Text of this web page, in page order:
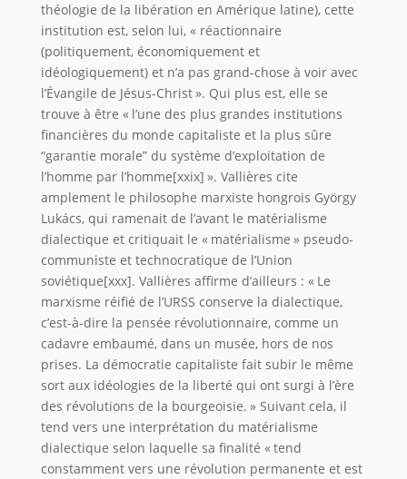
théologie de la libération en Amérique latine), cette
institution est, selon lui, « réactionnaire
(politiquement, économiquement et
idéologiquement) et n’a pas grand-chose à voir avec
l’Évangile de Jésus-Christ ». Qui plus est, elle se
trouve à être « l’une des plus grandes institutions
financières du monde capitaliste et la plus sûre
“garantie morale” du système d’exploitation de
l’homme par l’homme[xxix] ». Vallières cite
amplement le philosophe marxiste hongrois György
Lukács, qui ramenait de l’avant le matérialisme
dialectique et critiquait le « matérialisme » pseudo-
communiste et technocratique de l’Union
soviétique[xxx]. Vallières affirme d’ailleurs : « Le
marxisme réifié de l’URSS conserve la dialectique,
c’est-à-dire la pensée révolutionnaire, comme un
cadavre embaumé, dans un musée, hors de nos
prises. La démocratie capitaliste fait subir le même
sort aux idéologies de la liberté qui ont surgi à l’ère
des révolutions de la bourgeoisie. » Suivant cela, il
tend vers une interprétation du matérialisme
dialectique selon laquelle sa finalité « tend
constamment vers une révolution permanente et est